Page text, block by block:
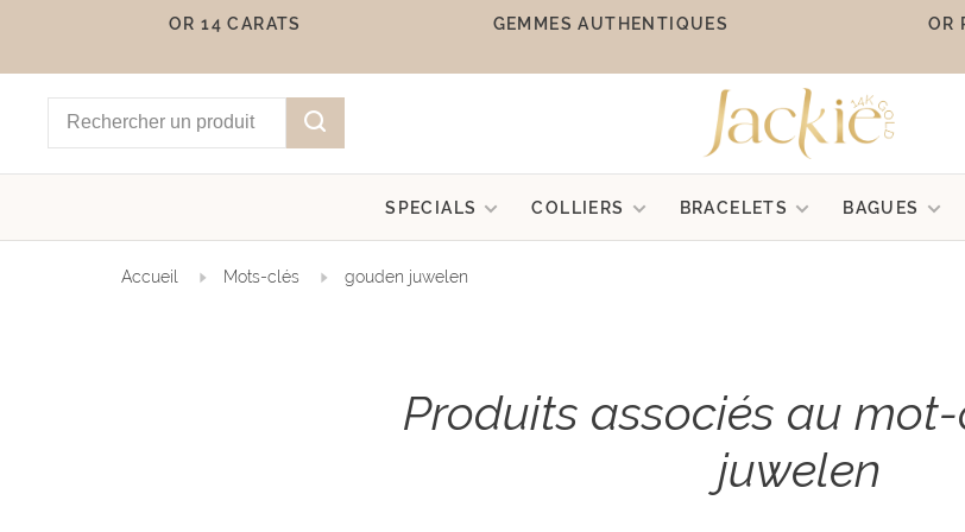
OR 14 CARATS GEMMES AUTHENTIQUES OR
SPECIALS COLLIERS BRACELETS BAGUES
Accueil Mots-clés gouden juwelen
Produits associés au
juwelen